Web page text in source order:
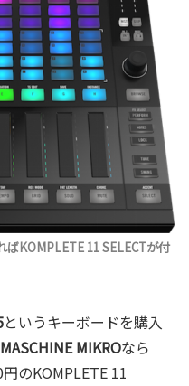
KOMPLETE 11 SELECTが付
というキーボードを購入
MASCHINE MIKROなら
のKOMPLETE 11